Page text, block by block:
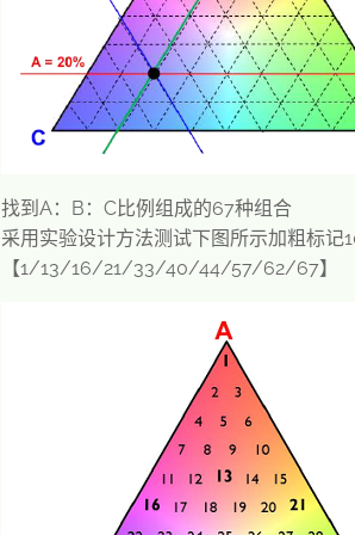
找到A：B：C比例组成的67种组合
采用实验设计方法测试下图所示加粗标记
【1/13/16/21/33/40/44/57/62/67】